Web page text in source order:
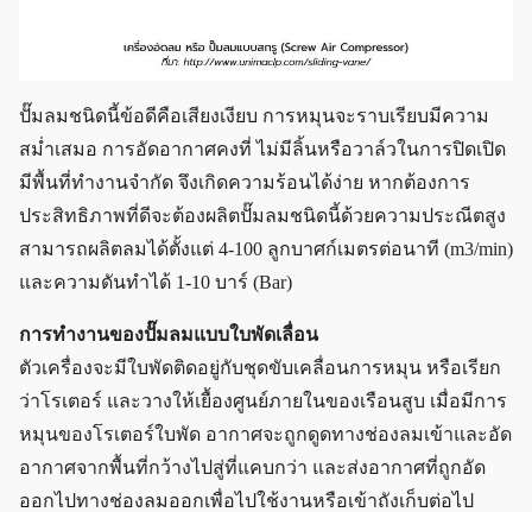
ปั๊มลมชนิดนี้ข้อดีคือเสียงเงียบ การหมุนจะราบเรียบมีความ
สม่ำเสมอ การอัดอากาศคงที่ ไม่มีลิ้นหรือวาล์วในการปิดเปิด
มีพื้นที่ทำงานจำกัด จึงเกิดความร้อนได้ง่าย หากต้องการ
ประสิทธิภาพที่ดีจะต้องผลิตปั๊มลมชนิดนี้ด้วยความประณีตสูง
สามารถผลิตลมได้ตั้งแต่ 4-100 ลูกบาศก์เมตรต่อนาที (m3/min)
และความดันทำได้ 1-10 บาร์ (Bar)
การทำงานของปั๊มลมแบบใบพัดเลื่อน
ตัวเครื่องจะมีใบพัดติดอยู่กับชุดขับเคลื่อนการหมุน หรือเรียก
ว่าโรเตอร์ และวางให้เยื้องศูนย์ภายในของเรือนสูบ เมื่อมีการ
หมุนของโรเตอร์ใบพัด อากาศจะถูกดูดทางช่องลมเข้าและอัด
อากาศจากพื้นที่กว้างไปสู่ที่แคบกว่า และส่งอากาศที่ถูกอัด
ออกไปทางช่องลมออกเพื่อไปใช้งานหรือเข้าถังเก็บต่อไป